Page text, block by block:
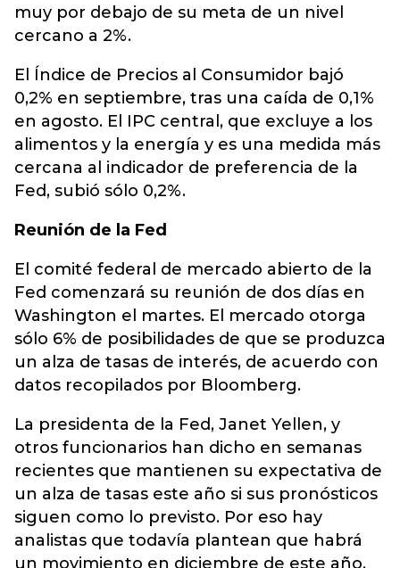
muy por debajo de su meta de un nivel
cercano a 2%.
El Índice de Precios al Consumidor bajó
0,2% en septiembre, tras una caída de 0,1%
en agosto. El IPC central, que excluye a los
alimentos y la energía y es una medida más
cercana al indicador de preferencia de la
Fed, subió sólo 0,2%.
Reunión de la Fed
El comité federal de mercado abierto de la
Fed comenzará su reunión de dos días en
Washington el martes. El mercado otorga
sólo 6% de posibilidades de que se produzca
un alza de tasas de interés, de acuerdo con
datos recopilados por Bloomberg.
La presidenta de la Fed, Janet Yellen, y
otros funcionarios han dicho en semanas
recientes que mantienen su expectativa de
un alza de tasas este año si sus pronósticos
siguen como lo previsto. Por eso hay
analistas que todavía plantean que habrá
un movimiento en diciembre de este año,